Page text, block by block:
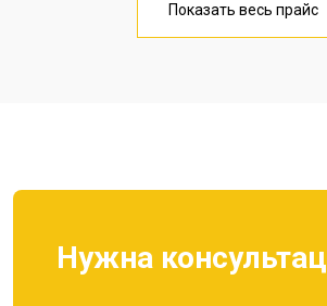
Замена кнопки включения от
Показать весь прайс
Нужна